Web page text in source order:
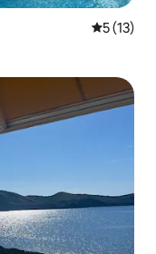
5 af 5 í
5 (13)